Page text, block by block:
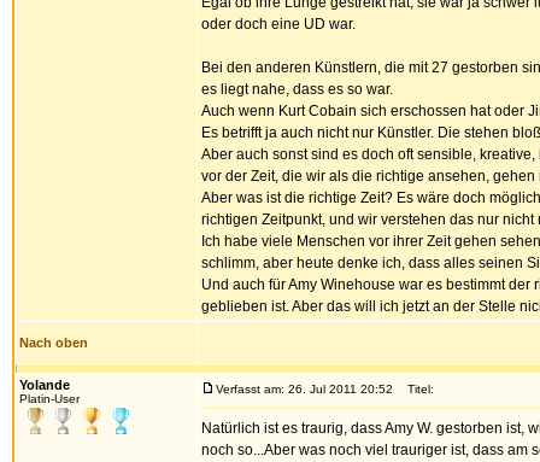
oder doch eine UD war.
Bei den anderen Künstlern, die mit 27 gestorben
es liegt nahe, dass es so war.
Auch wenn Kurt Cobain sich erschossen hat oder
Es betrifft ja auch nicht nur Künstler. Die stehen
Aber auch sonst sind es doch oft sensible,
vor der Zeit, die wir als die richtige ansehen, gehen
Aber was ist die richtige Zeit? Es wäre doch
richtigen Zeitpunkt, und wir verstehen das nur
Ich habe viele Menschen vor ihrer Zeit gehen
schlimm, aber heute denke ich, dass alles seinen
Und auch für Amy Winehouse war es bestimmt
geblieben ist. Aber das will ich jetzt an der Stelle
Nach oben
Yolande
Platin-User
Verfasst am: 26. Jul 2011 20:52 Titel:
Natürlich ist es traurig, dass Amy W. gestorben
noch so...Aber was noch viel trauriger ist, dass am